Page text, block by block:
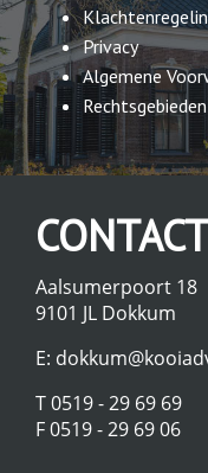
Privacy
Algemene
Rechtsgebieden
CONTACT
Aalsumerpoort 18
9101 JL Dokkum
E:
T 0519 - 29 69 69
F 0519 - 29 69 06